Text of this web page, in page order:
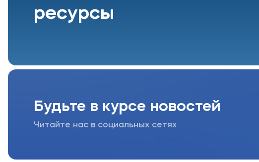
ресурсы
Будьте в курсе новостей
Читайте нас в социальных сетях